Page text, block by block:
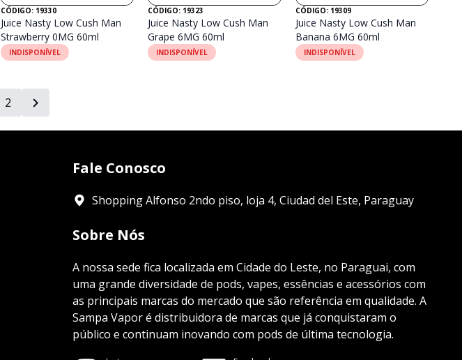
CÓDIGO: 19330
Juice Nasty Low Cush Man
Strawberry 0MG 60ml
INDISPONÍVEL
CÓDIGO: 19323
Juice Nasty Low Cush Man
Grape 6MG 60ml
INDISPONÍVEL
CÓDIGO: 19309
Juice Nasty Low Cush Man
Banana 6MG 60ml
INDISPONÍVEL
2
Fale Conosco
Shopping Alfonso 2ndo piso, loja 4, Ciudad del Este, Paraguay
Sobre Nós
A nossa sede fica localizada em Cidade do Leste, no Paraguai, com
uma grande diversidade de pods, vapes, essências e acessórios com
as principais marcas do mercado que são referência em qualidade. A
Sampa Vapor é distribuidora de marcas que já conquistaram o
público e continuam inovando com pods de última tecnologia.